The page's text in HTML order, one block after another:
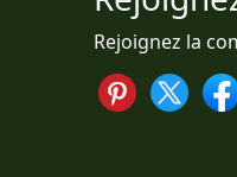
Rejoignez la